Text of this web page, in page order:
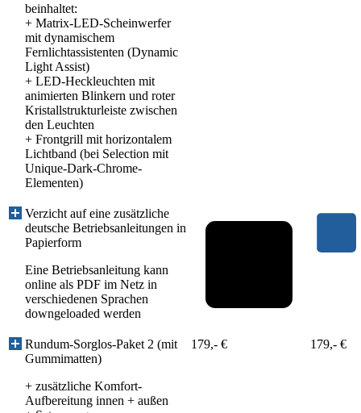
beinhaltet:
+ Matrix-LED-Scheinwerfer
mit dynamischem
Fernlichtassistenten (Dynamic
Light Assist)
+ LED-Heckleuchten mit
animierten Blinkern und roter
Kristallstrukturleiste zwischen
den Leuchten
+ Frontgrill mit horizontalem
Lichtband (bei Selection mit
Unique-Dark-Chrome-
Elementen)
Verzicht auf eine zusätzliche
deutsche Betriebsanleitungen in
Papierform
Eine Betriebsanleitung kann
online als PDF im Netz in
verschiedenen Sprachen
downgeloaded werden
Rundum-Sorglos-Paket 2 (mit
Gummimatten)
+ zusätzliche Komfort-
Aufbereitung innen + außen
179,- € 179,- €